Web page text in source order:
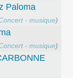
Paloma
- musique)
- musique)